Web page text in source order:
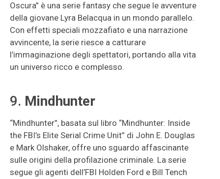
Oscura” è una serie fantasy che segue le avventure
della giovane Lyra Belacqua in un mondo parallelo.
Con effetti speciali mozzafiato e una narrazione
avvincente, la serie riesce a catturare
l’immaginazione degli spettatori, portando alla vita
un universo ricco e complesso.
9. Mindhunter
“Mindhunter”, basata sul libro “Mindhunter: Inside
the FBI’s Elite Serial Crime Unit” di John E. Douglas
e Mark Olshaker, offre uno sguardo affascinante
sulle origini della profilazione criminale. La serie
segue gli agenti dell’FBI Holden Ford e Bill Tench